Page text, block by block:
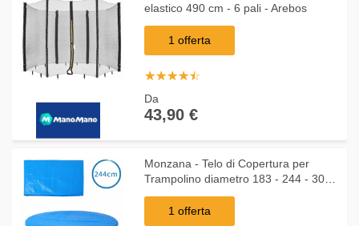
elastico 490 cm - 6 pali - Arebos
1 offerta
☆☆☆☆☆
★★★★★
Da
43,90 €
Monzana - Telo di Copertura per
Trampolino diametro 183 - 244 - 305 -
366 - 427cm 244cm - blu
1 offerta